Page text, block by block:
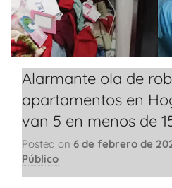
Alarmante ola de
apartamentos en
van 5 en menos de
Posted on 6 de febrero de
Público